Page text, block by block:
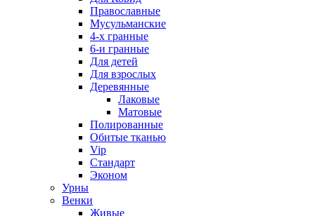
Православные
Мусульманские
4-х гранные
6-и гранные
Для детей
Для взрослых
Деревянные
Лаковые
Матовые
Полированные
Обитые тканью
Vip
Стандарт
Эконом
Урны
Венки
Живые